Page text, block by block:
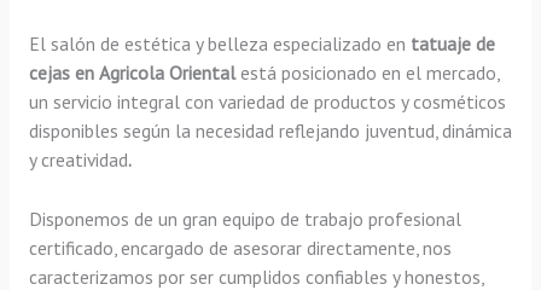
El salón de estética y belleza especializado en tatuaje de
cejas en Agricola Orientalestá posicionado en el mercado,
un servicio integral con variedad de productos y cosméticos
disponibles según la necesidad reflejando juventud, dinámica
y creatividad.
Disponemos de un gran equipo de trabajo profesional
certificado, encargado de asesorar directamente, nos
caracterizamos por ser cumplidos confiables y honestos,